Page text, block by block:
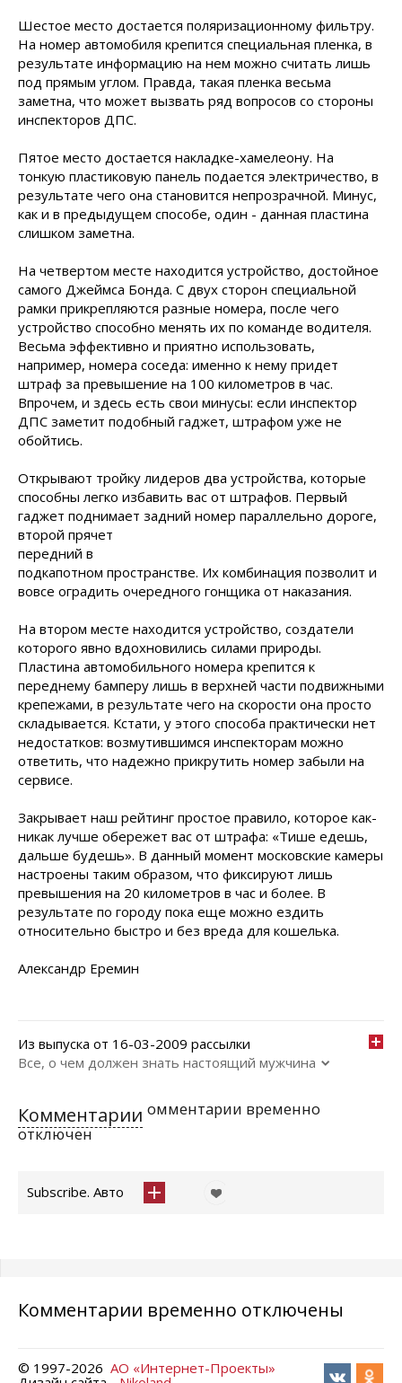
Шестое место достается поляризационному фильтру.
На номер автомобиля крепится специальная пленка, в
результате информацию на нем можно считать лишь
под прямым углом. Правда, такая пленка весьма
заметна, что может вызвать ряд вопросов со стороны
инспекторов ДПС.
Пятое место достается накладке-хамелеону. На
тонкую пластиковую панель подается электричество, в
результате чего она становится непрозрачной. Минус,
как и в предыдущем способе, один - данная пластина
слишком заметна.
На четвертом месте находится устройство, достойное
самого Джеймса Бонда. С двух сторон специальной
рамки прикрепляются разные номера, после чего
устройство способно менять их по команде водителя.
Весьма эффективно и приятно использовать,
например, номера соседа: именно к нему придет
штраф за превышение на 100 километров в час.
Впрочем, и здесь есть свои минусы: если инспектор
ДПС заметит подобный гаджет, штрафом уже не
обойтись.
Открывают тройку лидеров два устройства, которые
способны легко избавить вас от штрафов. Первый
гаджет поднимает задний номер параллельно дороге,
второй прячет
передний в
подкапотном пространстве. Их комбинация позволит и
вовсе оградить очередного гонщика от наказания.
На втором месте находится устройство, создатели
которого явно вдохновились силами природы.
Пластина автомобильного номера крепится к
переднему бамперу лишь в верхней части подвижными
крепежами, в результате чего на скорости она просто
складывается. Кстати, у этого способа практически нет
недостатков: возмутившимся инспекторам можно
ответить, что надежно прикрутить номер забыли на
сервисе.
Закрывает наш рейтинг простое правило, которое как-
никак лучше обережет вас от штрафа: «Тише едешь,
дальше будешь». В данный момент московские камеры
настроены таким образом, что фиксируют лишь
превышения на 20 километров в час и более. В
результате по городу пока еще можно ездить
относительно быстро и без вреда для кошелька.
Александр Еремин
Из выпуска от 16-03-2009 рассылки
Все, о чем должен знать настоящий мужчина
Комментарии омментарии временно
отключен
Subscribe. Авто
Комментарии временно отключены
© 1997-2026 АО «Интернет-Проекты»